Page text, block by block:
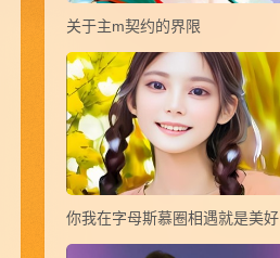
关于主m契约的界限
你我在字母斯慕圈相遇就是美好